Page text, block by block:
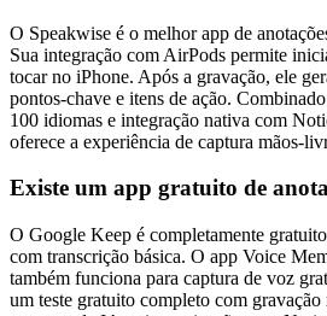
O Speakwise é o melhor app de
Sua integração com AirPods permite
tocar no iPhone. Após a gravação, ele
pontos-chave e itens de ação.
100 idiomas e integração nativa com
oferece a experiência de captura mãos-
Existe um app gratuito de
O Google Keep é completamente
com transcrição básica. O app Voice
também funciona para captura de voz
um teste gratuito completo com